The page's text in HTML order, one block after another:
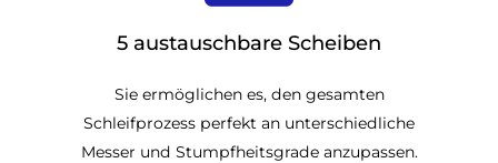
5 austauschbare Scheiben
Sie ermöglichen es, den gesamten
Schleifprozess perfekt an unterschiedliche
Messer und Stumpfheitsgrade anzupassen.